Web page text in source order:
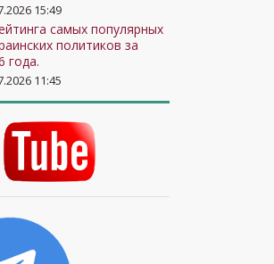
15:49
самых популярных
политиков за
года.
11:45